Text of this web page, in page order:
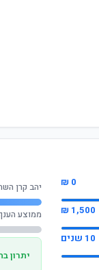
0 ₪
1,500 ₪
10 שנים
יהב קרן
ממוצע הענף
יתרון